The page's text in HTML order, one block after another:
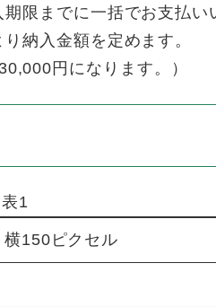
限までに一括でお支払い
納入金額を定めます。
円になります。）
表1
150ピクセル